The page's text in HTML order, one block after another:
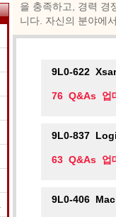
을 충족하고, 경력 경
니다. 자신의 분야에
9L0-622
76 Q&As 업
9L0-837
63 Q&As 업
9L0-406